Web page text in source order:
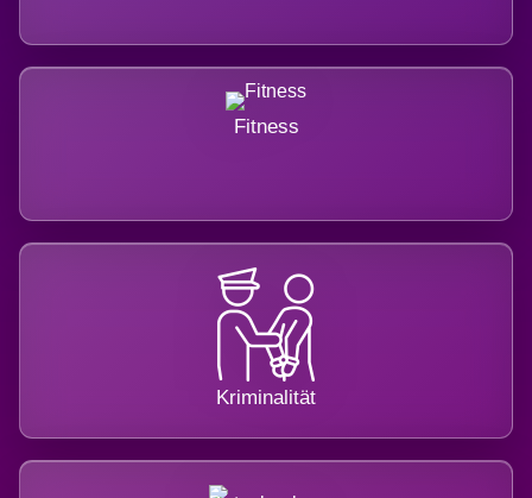
Fitness
Kriminalität